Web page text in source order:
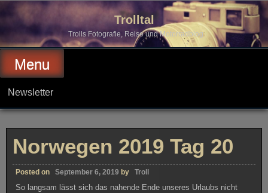
content
Trolltal
Trolls Fotografie, Reise und Motorradblog
Menu
Newsletter
Norwegen 2019 Tag 20
Posted on September 6, 2019 by Troll
So langsam lässt sich das nahende Ende unseres Urlaubs nicht